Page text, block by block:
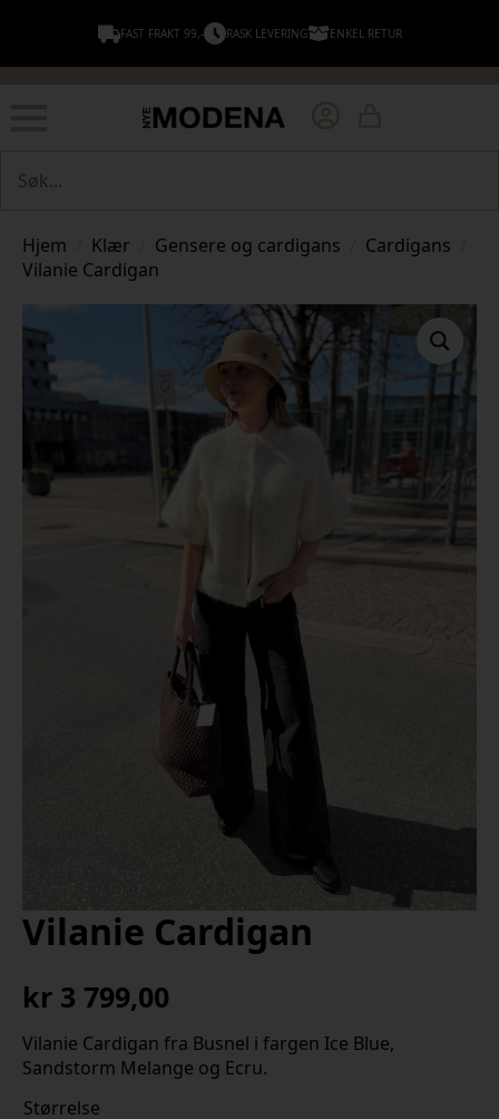
FAST FRAKT 99,- RASK LEVERING ENKEL RETUR
Hjem Klær Gensere og cardigans
Cardigans
Vilanie Cardigan
Vilanie Cardigan
kr 3 799,00
Vilanie Cardigan fra Busnel i fargen Ice Blue,
Sandstorm Melange og Ecru.
Størrelse